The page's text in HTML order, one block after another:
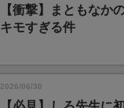
【衝撃】まともなか
キモすぎる件
2026/06/30